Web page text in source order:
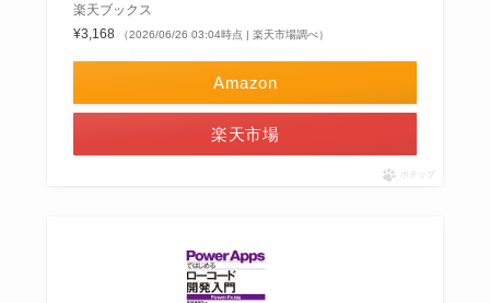
楽天ブックス
¥3,168
（2026/06/26 03:04時点 | 楽天市場調べ）
Amazon
楽天市場
ポチップ